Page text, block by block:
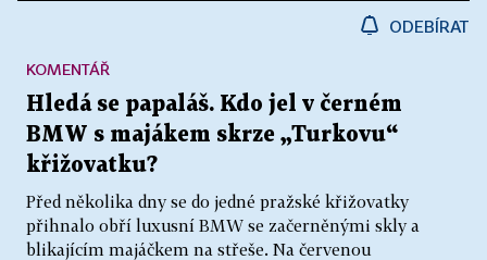
ODEBÍRAT
Hledá se papaláš. Kdo jel v černém
BMW s majákem skrze „Turkovu“
křižovatku?
Před několika dny se do jedné pražské křižovatky
přihnalo obří luxusní BMW se začerněnými skly a
blikajícím majáčkem na střeše. Na červenou
KOMENTÁŘ